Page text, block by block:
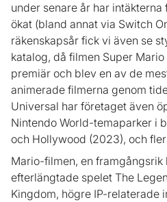
under senare år har
ökat (bland annat via Switch
räkenskapsår fick vi även se
katalog, då filmen Super
premiär och blev en av de
animerade filmerna genom
Universal har företaget även
Nintendo World-temaparker i
och Hollywood (2023), och
Mario-filmen, en framgångsrik
efterlängtade spelet The
Kingdom, högre IP-relaterade